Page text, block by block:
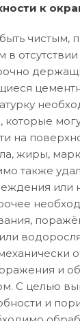
к
чистым,
на
жиры,
также
или
и
С целью
и